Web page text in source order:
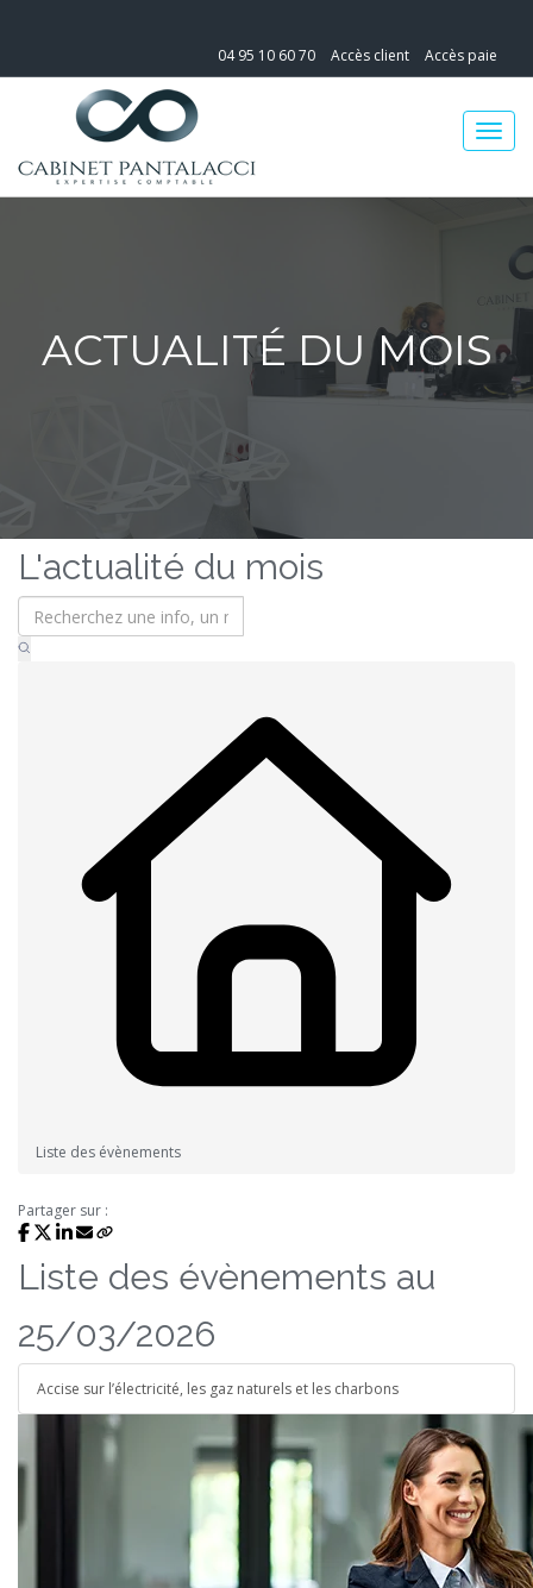
04 95 10 60 70 Accès client Accès paie
ACTUALITÉ DU MOIS
L'actualité du mois
Liste des évènements
Partager sur :
Liste des évènements au
25/03/2026
Accise sur l’électricité, les gaz naturels et les charbons